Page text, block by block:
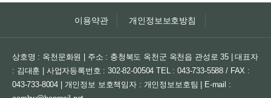
이용약관 개인정보보호방침
상호명 : 옥천문화원 | 주소 : 충청북도 옥천군 옥천읍 관성로 35 | 대표자
: 김대훈 | 사업자등록번호 : 302-82-00504TEL : 043-733-5588 / FAX :
043-733-8004 | 개인정보 보호책임자 : 개인정보보호팀 | E-mail :